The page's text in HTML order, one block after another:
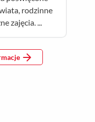
rodzinne
zajęcia. ...